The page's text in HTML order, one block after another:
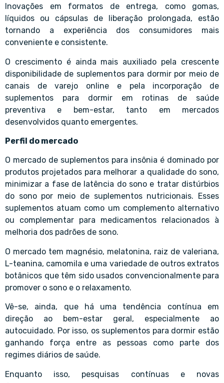
Inovações em formatos de entrega, como gomas,
líquidos ou cápsulas de liberação prolongada, estão
tornando a experiência dos consumidores mais
conveniente e consistente.
O crescimento é ainda mais auxiliado pela crescente
disponibilidade de suplementos para dormir por meio de
canais de varejo online e pela incorporação de
suplementos para dormir em rotinas de saúde
preventiva e bem-estar, tanto em mercados
desenvolvidos quanto emergentes.
Perfil do mercado
O mercado de suplementos para insônia é dominado por
produtos projetados para melhorar a qualidade do sono,
minimizar a fase de latência do sono e tratar distúrbios
do sono por meio de suplementos nutricionais. Esses
suplementos atuam como um complemento alternativo
ou complementar para medicamentos relacionados à
melhoria dos padrões de sono.
O mercado tem magnésio, melatonina, raiz de valeriana,
L-teanina, camomila e uma variedade de outros extratos
botânicos que têm sido usados convencionalmente para
promover o sono e o relaxamento.
Vê-se, ainda, que há uma tendência contínua em
direção ao bem-estar geral, especialmente ao
autocuidado. Por isso, os suplementos para dormir estão
ganhando força entre as pessoas como parte dos
regimes diários de saúde.
Enquanto isso, pesquisas contínuas e novas